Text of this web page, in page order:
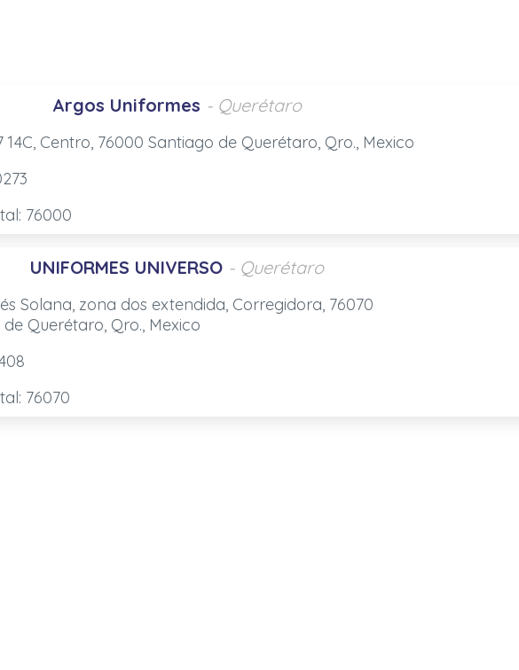
Argos Uniformes - Querétaro
14C, Centro, 76000 Santiago de Querétaro, Qro., Mexico
76000
UNIFORMES UNIVERSO - Querétaro
Solana, zona dos extendida, Corregidora, 76070
Querétaro, Qro., Mexico
76070